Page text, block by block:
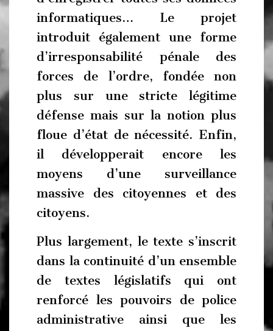
informatiques… Le projet
introduit également une forme
d’irresponsabilité pénale des
forces de l’ordre, fondée non
plus sur une stricte légitime
défense mais sur la notion plus
floue d’état de nécessité. Enfin,
il développerait encore les
moyens d’une surveillance
massive des citoyennes et des
citoyens.
Plus largement, le texte s’inscrit
dans la continuité d’un ensemble
de textes législatifs qui ont
renforcé les pouvoirs de police
administrative ainsi que les